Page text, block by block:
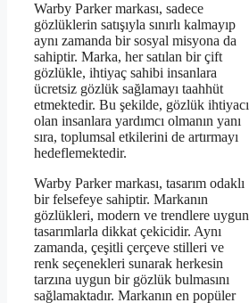
Warby Parker markası, sadece
gözlüklerin satışıyla sınırlı kalmayıp
aynı zamanda bir sosyal misyona da
sahiptir. Marka, her satılan bir çift
gözlükle, ihtiyaç sahibi insanlara
ücretsiz gözlük sağlamayı taahhüt
etmektedir. Bu şekilde, gözlük ihtiyacı
olan insanlara yardımcı olmanın yanı
sıra, toplumsal etkilerini de artırmayı
hedeflemektedir.
Warby Parker markası, tasarım odaklı
bir felsefeye sahiptir. Markanın
gözlükleri, modern ve trendlere uygun
tasarımlarla dikkat çekicidir. Aynı
zamanda, çeşitli çerçeve stilleri ve
renk seçenekleri sunarak herkesin
tarzına uygun bir gözlük bulmasını
sağlamaktadır. Markanın en popüler